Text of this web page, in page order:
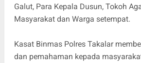
Galut, Para Kepala Dusun, Tokoh
Masyarakat dan Warga setempat.
Kasat Binmas Polres Takalar
dan pemahaman kepada